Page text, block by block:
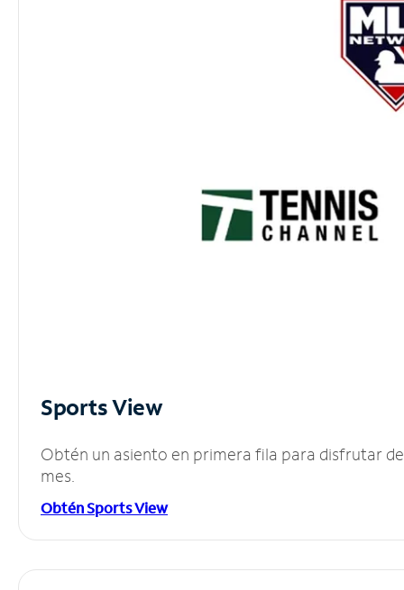
Sports View
Obtén un asiento en primera fila para disfrutar
mes.
Obtén Sports View